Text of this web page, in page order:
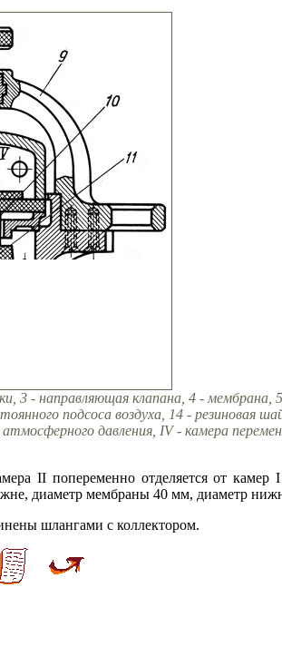
3 - направляющая клапана, 4 -
подсоса воздуха, 14 - резиновая
давления, IV - камера
II попеременно отделяется от
диаметр мембраны 40 мм, диаметр
шлангами с коллектором.